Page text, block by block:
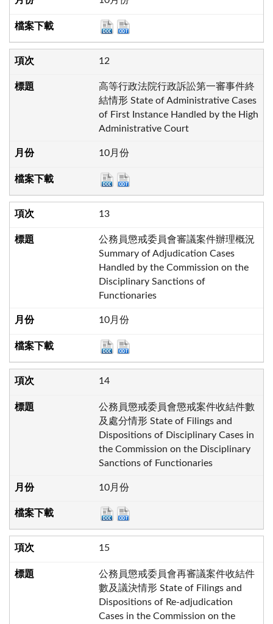
12
高等行政法院行政訴訟第一審事件終
結情形 State of Administrative Cases
of First Instance Handled by the High
Administrative Court
10月份
13
公務員懲戒委員會審議案件辦理概況
Summary of Adjudication Cases
Handled by the Commission on the
Disciplinary Sanctions of
Functionaries
10月份
14
公務員懲戒委員會懲戒案件收結件數
及處分情形 State of Filings and
Dispositions of Disciplinary Cases in
the Commission on the Disciplinary
Sanctions of Functionaries
10月份
15
公務員懲戒委員會再審議案件收結件
數及議決情形 State of Filings and
Dispositions of Re-adjudication
Cases in the Commission on the